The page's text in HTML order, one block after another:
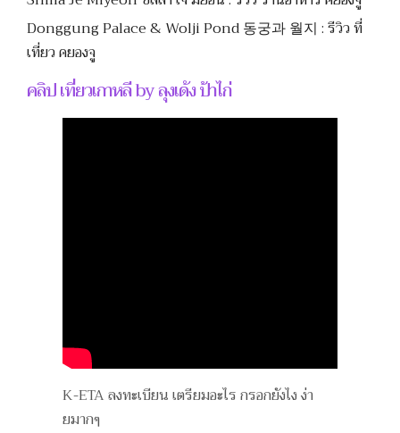
Donggung Palace & Wolji Pond 동궁과 월지 : รีวิว ที่
เที่ยว คยองจู
คลิป เที่ยวเกาหลี by ลุงเด้ง ป้าไก่
K-ETA ลงทะเบียน เตรียมอะไร กรอกยังไง ง่า
ยมากๆ